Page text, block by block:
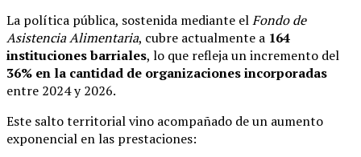
La política pública, sostenida mediante elFondo de
Asistencia Alimentaria, cubre actualmente a 164
instituciones barriales, lo que refleja un incremento del
36% en la cantidad de organizaciones incorporadas
entre 2024 y 2026.
Este salto territorial vino acompañado de un aumento
exponencial en las prestaciones: